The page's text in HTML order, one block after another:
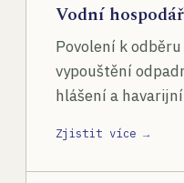
Vodní
Povolení k
vypouštění
hlášení a
Zjistit více →